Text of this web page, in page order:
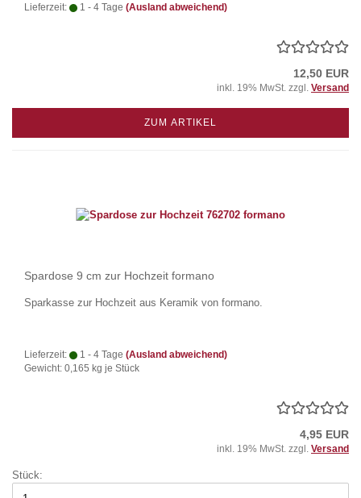
Lieferzeit: 1 - 4 Tage (Ausland abweichend)
12,50 EUR
inkl. 19% MwSt. zzgl. Versand
ZUM ARTIKEL
Spardose 9 cm zur Hochzeit formano
Sparkasse zur Hochzeit aus Keramik von formano.
Lieferzeit: 1 - 4 Tage (Ausland abweichend)
Gewicht: 0,165 kg je Stück
4,95 EUR
inkl. 19% MwSt. zzgl. Versand
Stück: